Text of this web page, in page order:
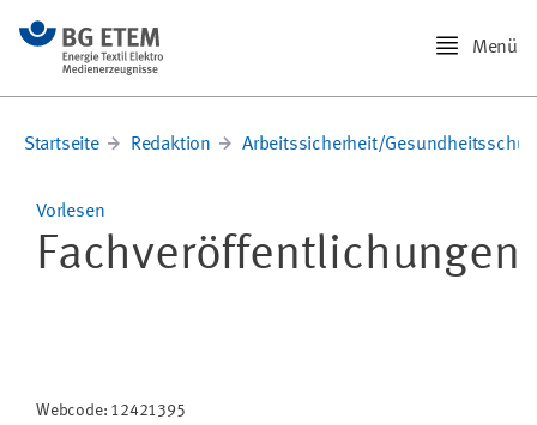
Menü
Startseite Redaktion Arbeitssicherheit/
Vorlesen
Fachveröffentlichungen
Webcode: 12421395